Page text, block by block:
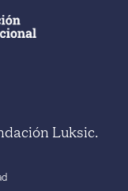
Luksic.